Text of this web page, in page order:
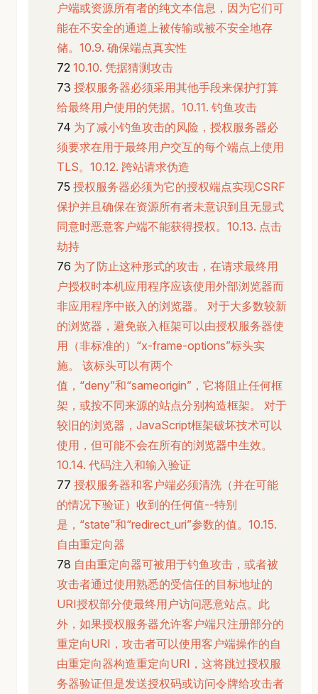
户端或资源所有者的纯文本信息，因为它们可
能在不安全的通道上被传输或被不安全地存
储。10.9. 确保端点真实性
10.10. 凭据猜测攻击
授权服务器必须采用其他手段来保护打算
给最终用户使用的凭据。10.11. 钓鱼攻击
为了减小钓鱼攻击的风险，授权服务器必
须要求在用于最终用户交互的每个端点上使用
TLS。10.12. 跨站请求伪造
授权服务器必须为它的授权端点实现CSRF
保护并且确保在资源所有者未意识到且无显式
同意时恶意客户端不能获得授权。10.13. 点击
劫持
为了防止这种形式的攻击，在请求最终用
户授权时本机应用程序应该使用外部浏览器而
非应用程序中嵌入的浏览器。 对于大多数较新
的浏览器，避免嵌入框架可以由授权服务器使
用（非标准的）“x-frame-options”标头实
施。 该标头可以有两个
值，“deny”和“sameorigin”，它将阻止任何框
架，或按不同来源的站点分别构造框架。 对于
较旧的浏览器，JavaScript框架破坏技术可以
使用，但可能不会在所有的浏览器中生效。
10.14. 代码注入和输入验证
授权服务器和客户端必须清洗（并在可能
的情况下验证）收到的任何值--特别
是，“state”和“redirect_uri”参数的值。10.15.
自由重定向器
自由重定向器可被用于钓鱼攻击，或者被
攻击者通过使用熟悉的受信任的目标地址的
URI授权部分使最终用户访问恶意站点。此
外，如果授权服务器允许客户端只注册部分的
重定向URI，攻击者可以使用客户端操作的自
由重定向器构造重定向URI，这将跳过授权服
务器验证但是发送授权码或访问令牌给攻击者